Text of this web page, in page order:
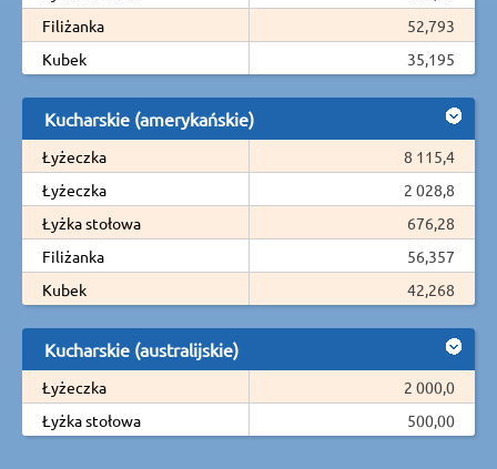
Filiżanka
52,793
Kubek
35,195
Kucharskie (amerykańskie)
Łyżeczka
8 115,4
Łyżeczka
2 028,8
Łyżka stołowa
676,28
Filiżanka
56,357
Kubek
42,268
Kucharskie (australijskie)
Łyżeczka
2 000,0
Łyżka stołowa
500,00